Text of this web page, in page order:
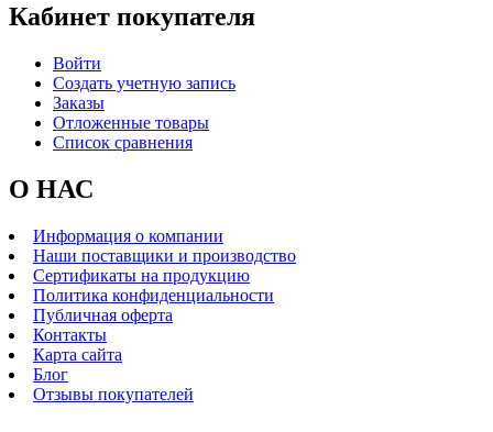
Кабинет покупателя
Войти
Создать учетную запись
Заказы
Отложенные товары
Список сравнения
О НАС
Информация о компании
Наши поставщики и производство
Сертификаты на продукцию
Политика конфиденциальности
Публичная оферта
Контакты
Карта сайта
Блог
Отзывы покупателей